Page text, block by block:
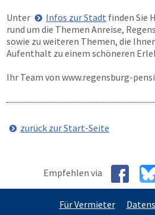
Unter
Infos zur Stadt finden Sie
rund um die Themen Anreise,
sowie zu weiteren Themen, die
Aufenthalt zu einem schöneren
Ihr Team von www.regensburg-
zurück zur Start-Seite
Empfehlen via
Für Vermieter